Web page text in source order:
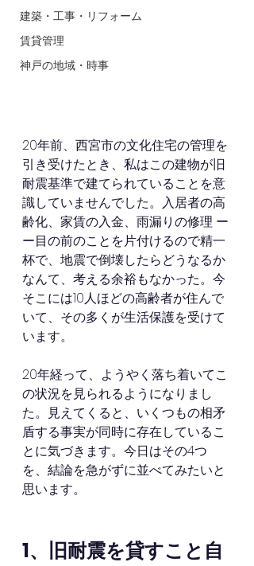
建築・工事・リフォーム
賃貸管理
神戸の地域・時事
20年前、西宮市の文化住宅の管理を
引き受けたとき、私はこの建物が旧
耐震基準で建てられていることを意
識していませんでした。入居者の高
齢化、家賃の入金、雨漏りの修理 ー
ー目の前のことを片付けるので精一
杯で、地震で倒壊したらどうなるか
なんて、考える余裕もなかった。今
そこには10人ほどの高齢者が住んで
いて、その多くが生活保護を受けて
います。
20年経って、ようやく落ち着いてこ
の状況を見られるようになりまし
た。見えてくると、いくつもの相矛
盾する事実が同時に存在しているこ
とに気づきます。今日はその4つ
を、結論を急がずに並べてみたいと
思います。
1、旧耐震を貸すこと自